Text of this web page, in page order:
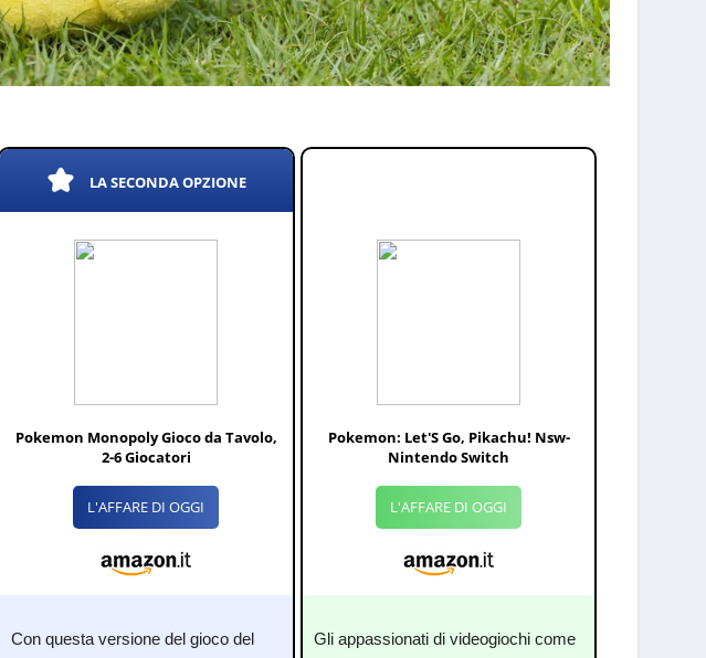
LA SECONDA OPZIONE
Pokemon Monopoly Gioco da Tavolo,
2-6 Giocatori
L'AFFARE DI OGGI
Con questa versione del gioco del
Pokemon: Let'S Go, Pikachu! Nsw-
Nintendo Switch
L'AFFARE DI OGGI
Gli appassionati di videogiochi come